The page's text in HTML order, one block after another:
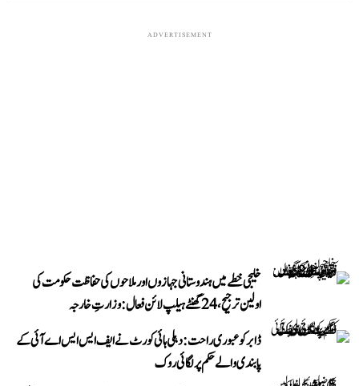
ADVERTISEMENT
خلیجی خطے میں ہندوستانی جہازوں اور ملاحوں کی حفاظت حکومت کی
اولین ترجیح، 24 گھنٹے ہیلپ لائن فعال: وزارتِ خارجہ
ڈابر کو عبوری راحت: دہلی ہائی کورٹ نے ایف ایس ایس اے آئی کے
پابندی والے حکم پر لگائی روک